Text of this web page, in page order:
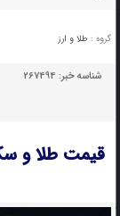
گروه : طلا و ارز
شناسه خبر:267494